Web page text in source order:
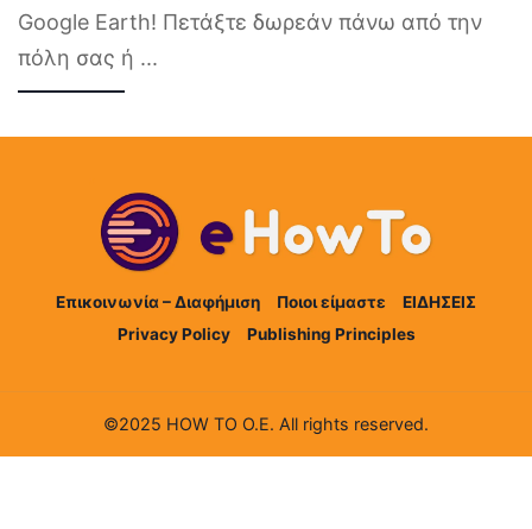
Google Earth! Πετάξτε δωρεάν πάνω από την
πόλη σας ή ...
Επικοινωνία – Διαφήμιση Ποιοι είμαστε
ΕΙΔΗΣΕΙΣ
Privacy Policy
Publishing Principles
©2025 HOW TO Ο.Ε. All rights reserved.